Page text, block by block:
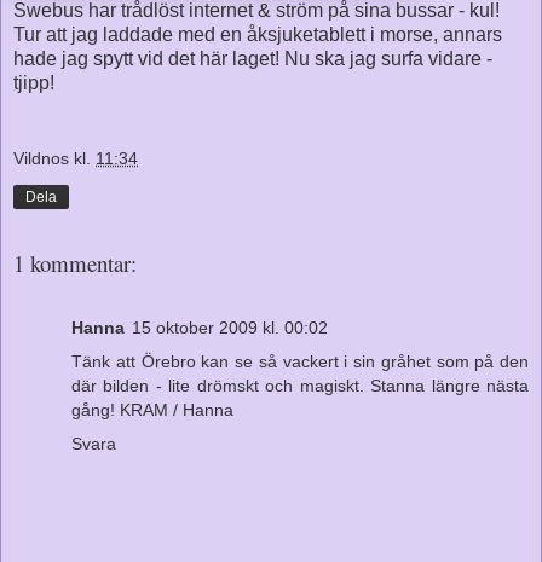
Swebus har trådlöst internet & ström på sina bussar - kul!
Tur att jag laddade med en åksjuketablett i morse, annars
hade jag spytt vid det här laget! Nu ska jag surfa vidare -
tjipp!
Vildnos kl. 11:34
Dela
1 kommentar:
Hanna 15 oktober 2009 kl. 00:02
Tänk att Örebro kan se så vackert i sin gråhet som på den
där bilden - lite drömskt och magiskt. Stanna längre nästa
gång! KRAM / Hanna
Svara